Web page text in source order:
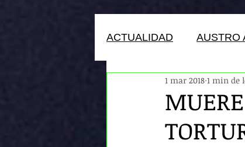
ACTUALIDAD AUSTRO
HUMANOS DEL
1 mar 2018 1 min de